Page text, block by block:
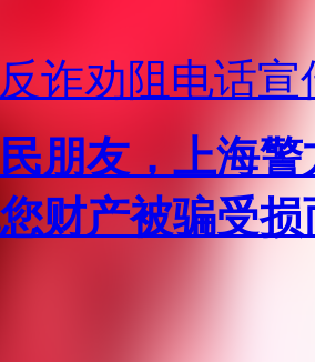
反诈劝阻电话宣
朋友，上海
财产被骗受